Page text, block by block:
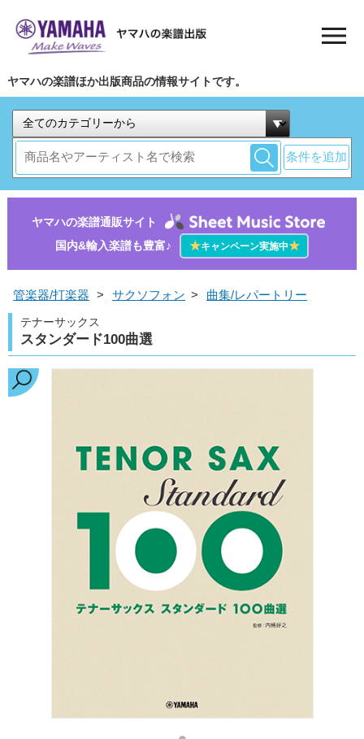
ヤマハの楽譜ほか出版商品の情報サイトです。
条件を追加
ヤマハの楽譜通販サイト
国内&輸入楽譜も豊富♪
★キャンペーン実施中★
管楽器/打楽器 > サクソフォン > 曲集/レパートリー
テナーサックス
スタンダード100曲選